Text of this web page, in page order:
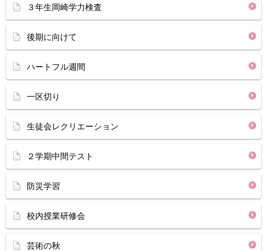
３年生岡崎学力検査
後期に向けて
ハートフル週間
一区切り
生徒会レクリエーション
２学期中間テスト
防災学習
校内授業研修会
芸術の秋